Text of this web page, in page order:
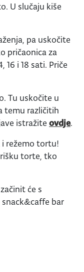
U slučaju kiše
pa uskočite
pričaonica za
16 i 18 sati. Priče
Tu uskočite u
temu različitih
istražite ovdje.
i režemo tortu!
torte, tko
će s
bar